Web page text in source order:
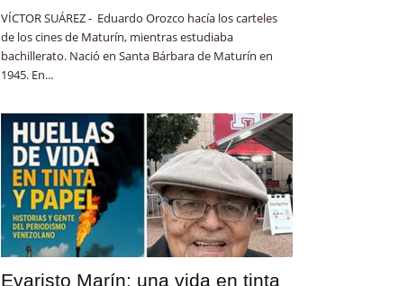
VÍCTOR SUÁREZ - Eduardo Orozco hacía los carteles
de los cines de Maturín, mientras estudiaba
bachillerato. Nació en Santa Bárbara de Maturín en
1945. En...
Evaristo Marín: una vida en tinta